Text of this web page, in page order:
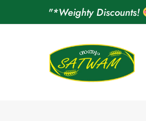
"*Weighty Discounts!